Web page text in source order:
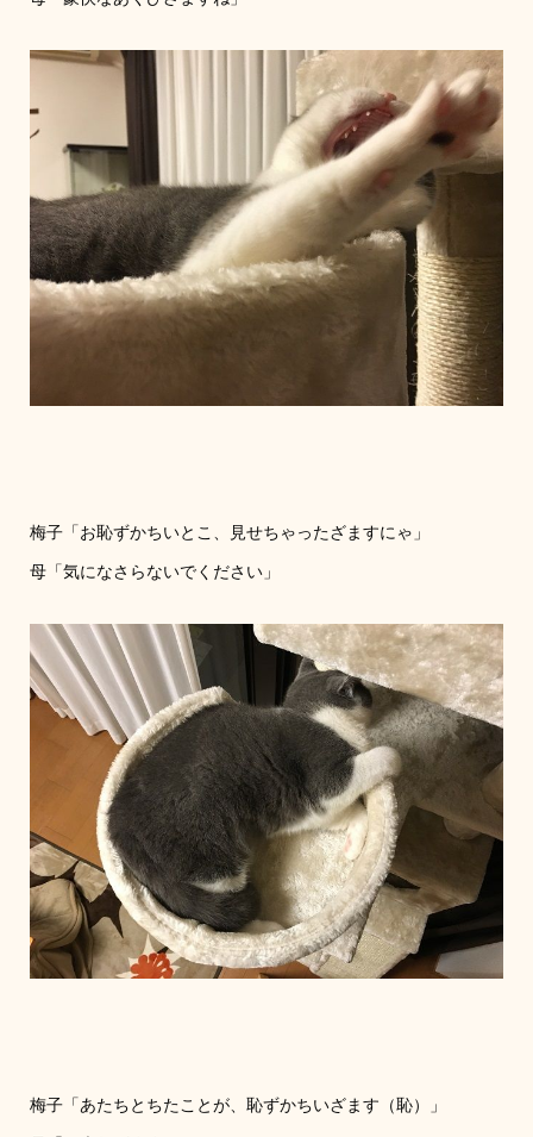
梅子「お恥ずかちいとこ、見せちゃったざますにゃ」
母「気になさらないでください」
梅子「あたちとちたことが、恥ずかちいざます（恥）」